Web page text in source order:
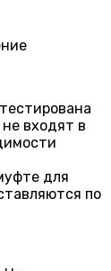
входят в
для
по